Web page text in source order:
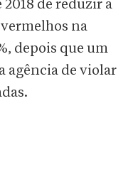
de reduzir a
na
depois que um
agência de violar